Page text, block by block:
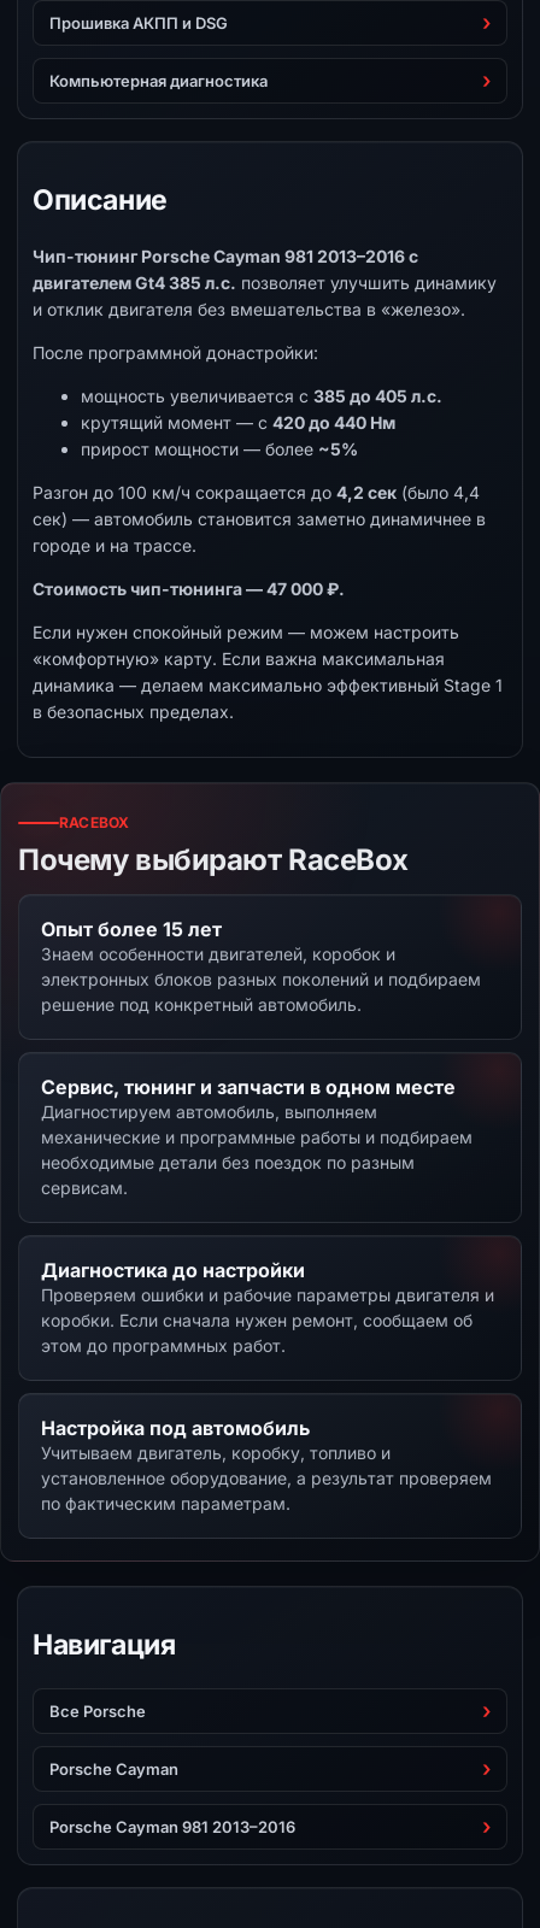
Прошивка АКПП и DSG
Компьютерная диагностика
Описание
Чип-тюнинг Porsche Cayman 981 2013–2016 с
двигателем Gt4 385 л.с. позволяет улучшить динамику
и отклик двигателя без вмешательства в «железо».
После программной донастройки:
мощность увеличивается с 385 до 405 л.с.
крутящий момент — с 420 до 440 Нм
прирост мощности — более ~5%
Разгон до 100 км/ч сокращается до 4,2 сек (было 4,4
сек) — автомобиль становится заметно динамичнее в
городе и на трассе.
Стоимость чип-тюнинга — 47 000 ₽.
Если нужен спокойный режим — можем настроить
«комфортную» карту. Если важна максимальная
динамика — делаем максимально эффективный Stage 1
в безопасных пределах.
RACEBOX
Почему выбирают RaceBox
Опыт более 15 лет
Знаем особенности двигателей, коробок и
электронных блоков разных поколений и подбираем
решение под конкретный автомобиль.
Сервис, тюнинг и запчасти в одном месте
Диагностируем автомобиль, выполняем
механические и программные работы и подбираем
необходимые детали без поездок по разным
сервисам.
Диагностика до настройки
Проверяем ошибки и рабочие параметры двигателя и
коробки. Если сначала нужен ремонт, сообщаем об
этом до программных работ.
Настройка под автомобиль
Учитываем двигатель, коробку, топливо и
установленное оборудование, а результат проверяем
по фактическим параметрам.
Навигация
Все Porsche
Porsche Cayman
Porsche Cayman 981 2013–2016